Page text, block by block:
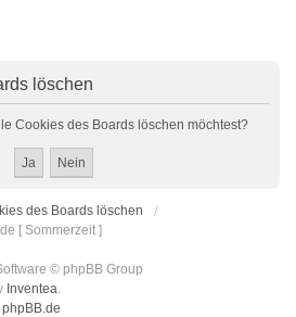
löschen
Cookies des Boards löschen möchtest?
des Boards löschen
[ Sommerzeit ]
© phpBB Group
Inventea.
phpBB.de